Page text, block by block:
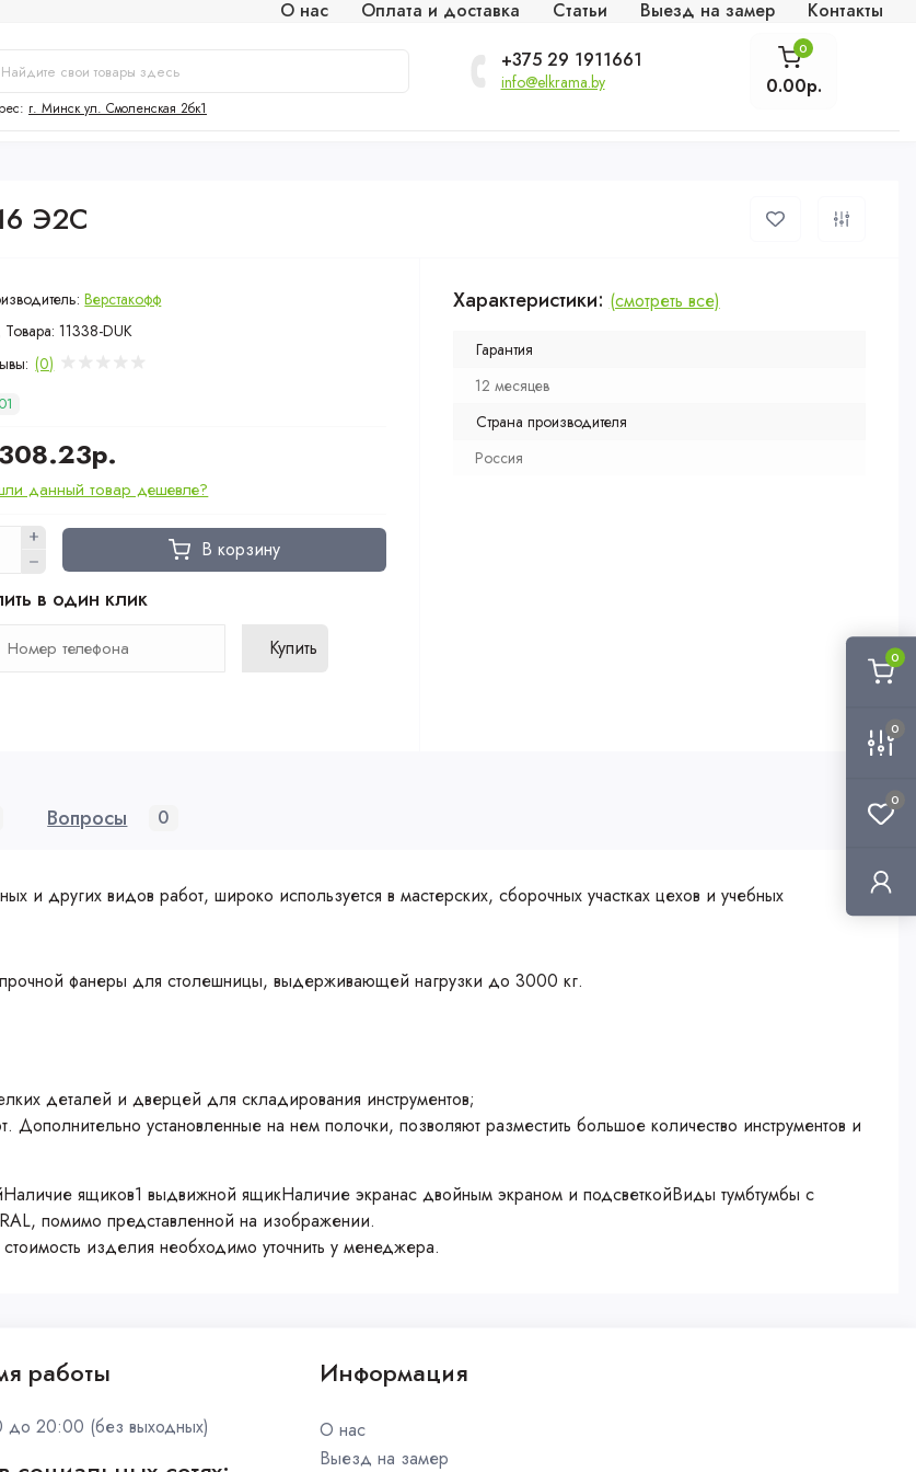
0
0
0
О нас Оплата и доставка Статьи Выезд на замер Контакты
г. Минск ул. Смоленская 2бк1
+375 29 1911661
info@elkrama.by
0
0.00р.
Э2С
Верстакофф
11338-DUK
(0)
данный товар дешевле?
В корзину
в один клик
Купить
Характеристики: (смотреть все)
Гарантия
12 месяцев
Страна производителя
Россия
Вопросы 0
других видов работ, широко используется в мастерских, сборочных участках цехов и учебных
прочной фанеры для столешницы, выдерживающей нагрузки до 3000 кг.
деталей и дверцей для складирования инструментов;
установленные на нем полочки, позволяют разместить большое количество инструментов и
ящиков1 выдвижной ящикНаличие экранас двойным экраном и подсветкойВиды тумбтумбы с
помимо представленной на изображении.
изделия необходимо уточнить у менеджера.
работы
до 20:00 (без выходных)
Информация
О нас
Выезд на замер